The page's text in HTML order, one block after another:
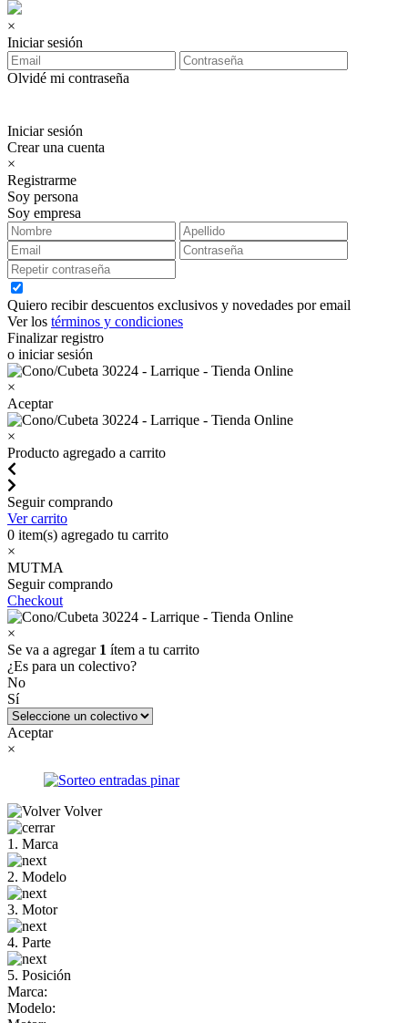
×
Iniciar sesión
Olvidé mi contraseña
Iniciar sesión
Crear una cuenta
×
Registrarme
Soy persona
Soy empresa
Quiero recibir descuentos exclusivos y novedades por email
Ver los términos y condiciones
Finalizar registro
o iniciar sesión
×
Aceptar
×
Producto agregado a carrito
Seguir comprando
Ver carrito
0 item(s) agregado tu carrito
×
MUTMA
Seguir comprando
Checkout
×
Se va a agregar 1 ítem a tu carrito
¿Es para un colectivo?
No
Sí
Aceptar
×
Volver
1. Marca
2. Modelo
3. Motor
4. Parte
5. Posición
Marca:
Modelo: